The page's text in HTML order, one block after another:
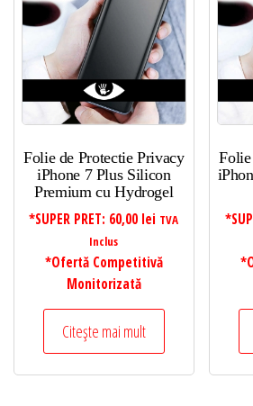
Folie de Protectie Privacy
iPhone 7 Plus Silicon
Premium cu Hydrogel
*SUPER PRET: 60,00 lei TVA
Inclus
*Ofertă Competitivă
Monitorizată
Citește mai mult